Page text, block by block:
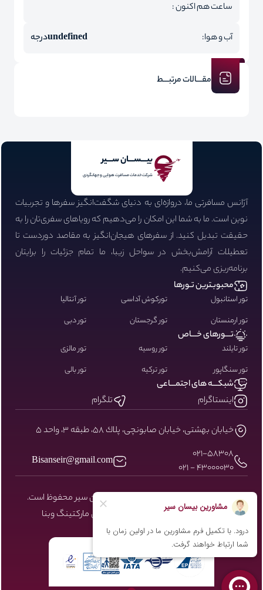
ساعت هم اکنون :
آب و هوا: undefinedدرجه
مقـــالات مرتبـــط
بیـــســـان ســـیر
شرکت خدمات مسافرت هوایی و جهانگردی
آژانس مسافرتی ما، دروازه‌ای به دنیای شگفت‌انگیز سفرها و تجربیات
نوین است. ما به شما این امکان را می‌دهیم که رویاهای سفری‌تان را به
حقیقت تبدیل کنید. از سفرهای هیجان‌انگیز به مقاصد دوردست تا
تعطیلات آرامش‌بخش در سواحل زیبا، ما تمام جزئیات را برایتان
برنامه‌ریزی می‌کنیم.
محبوبـترین تـورها
تور استانبول تورکوش آداسی
تور آنتالیا
تور ارمنستان
تور گرجستان تور دبی
تـــورهای خـــاص
تور تایلند تور روسیه
تور مالزی
تور سنگاپور
تور ترکیه تور بالی
شبکـــه های اجتمـــاعی
اینستاگرام
تلگرام
خيابان بهشتى، خيابان صابونچى، پلاك ٥٨، طبقه ٣، واحد ٥
۰۲۱-58308
43000030 - 021
Bisanseir@gmail.com
کلیه حقوق مادی و معنوی سایت نزد بیسان سیر محفوظ است.
طراحی و توسعه توسط شرکت دیجیتال مارکتینگوبنا